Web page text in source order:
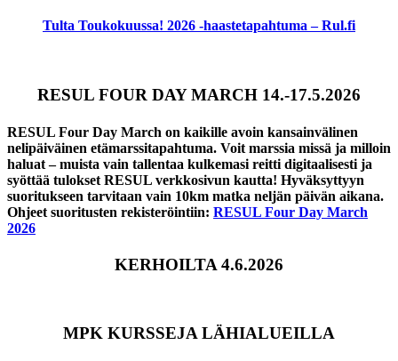
Tulta Toukokuussa! 2026 -haastetapahtuma – Rul.fi
RESUL FOUR DAY MARCH 14.-17.5.2026
RESUL Four Day March on kaikille avoin kansainvälinen
nelipäiväinen etämarssitapahtuma. Voit marssia missä ja milloin
haluat – muista vain tallentaa kulkemasi reitti digitaalisesti ja
syöttää tulokset RESUL verkkosivun kautta! Hyväksyttyyn
suoritukseen tarvitaan vain 10km matka neljän päivän aikana.
Ohjeet suoritusten rekisteröintiin: RESUL Four Day March
2026
KERHOILTA 4.6.2026
MPK KURSSEJA LÄHIALUEILLA